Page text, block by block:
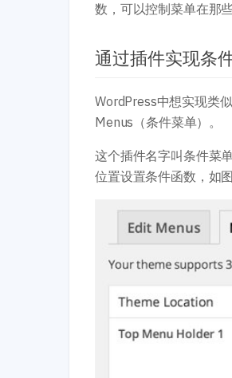
数，可以控制菜单在那
通过插件实现条
WordPress中想实现类
Menus（条件菜单）。
这个插件名字叫条件菜
位置设置条件函数，如图